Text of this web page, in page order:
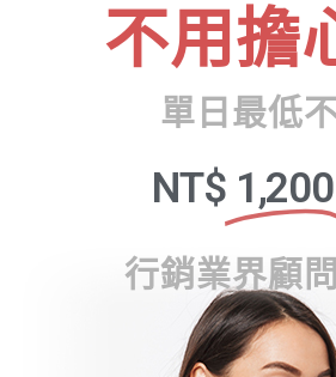
不用擔
單日最低
NT$ 1,200
行銷業界顧